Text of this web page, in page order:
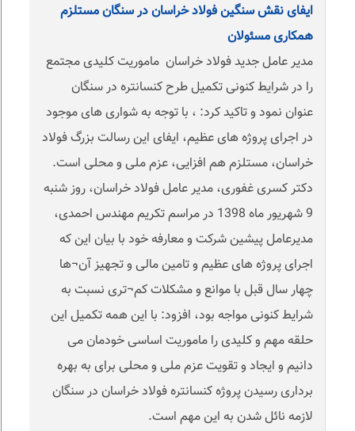
ایفای نقش سنگین فولاد خراسان در سنگان مستلزم
همکاری مسئولان
مدیر عامل جدید فولاد خراسان ماموریت کلیدی مجتمع
را در شرایط کنونی تکمیل طرح کنسانتره در سنگان
عنوان نمود و تاکید کرد: ، با توجه به شواری های موجود
در اجرای پروژه های عظیم، ایفای این رسالت بزرگ فولاد
خراسان، مستلزم هم افزایی، عزم ملی و محلی است.
دکتر کسری غفوری، مدیر عامل فولاد خراسان، روز شنبه
9 شهریور ماه 1398 در مراسم تکریم مهندس احمدی،
مدیرعامل پیشین شرکت و معارفه خود با بیان این که
اجرای پروژه های عظیم و تامین مالی و تجهیز آن¬ها
چهار سال قبل با موانع و مشکلات کم¬تری نسبت به
شرایط کنونی مواجه بود، افزود: با این همه تکمیل این
حلقه مهم و کلیدی را ماموریت اساسی خودمان می
دانیم و ایجاد و تقویت عزم ملی و محلی برای به بهره
برداری رسیدن پروژه کنسانتره فولاد خراسان در سنگان
لازمه نائل شدن به این مهم است.